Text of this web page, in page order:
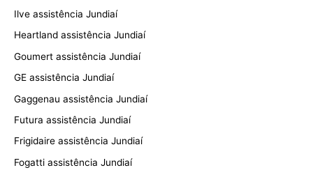
Ilve assistência Jundiaí
Heartland assistência Jundiaí
Goumert assistência Jundiaí
GE assistência Jundiaí
Gaggenau assistência Jundiaí
Futura assistência Jundiaí
Frigidaire assistência Jundiaí
Fogatti assistência Jundiaí